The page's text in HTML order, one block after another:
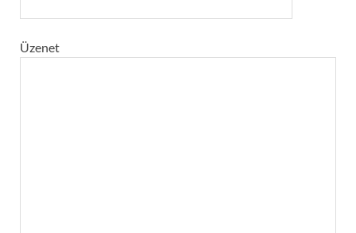
Üzenet